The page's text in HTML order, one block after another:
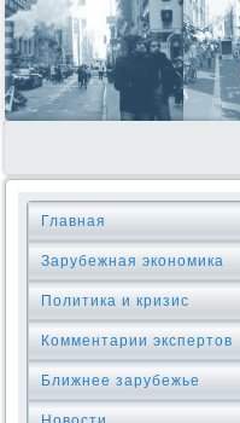
Главная
Зарубежная экономика
Политика и кризис
Комментарии экспертов
Ближнее зарубежье